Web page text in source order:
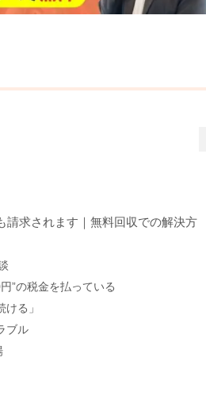
請求されます｜無料回収での解決方
”の税金を払っている
る」
ブル